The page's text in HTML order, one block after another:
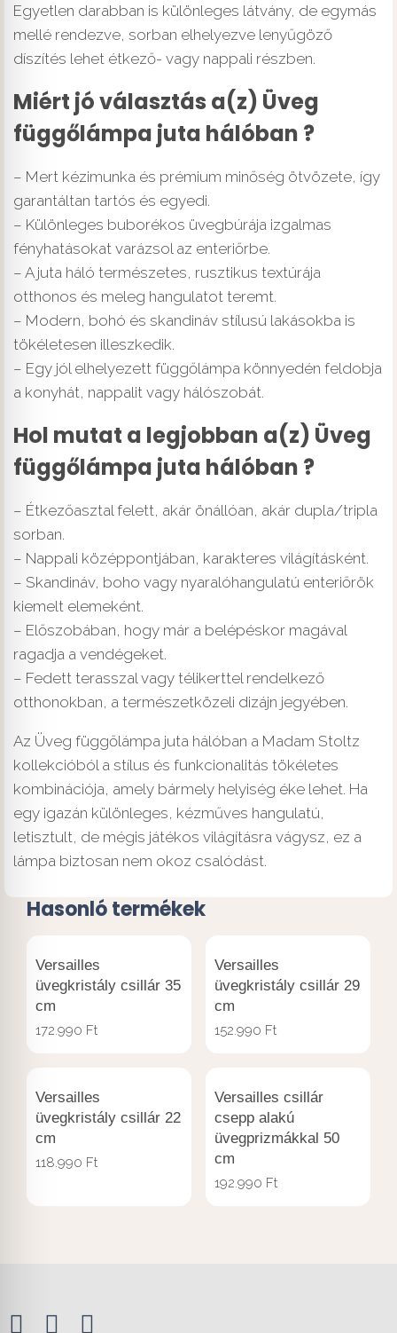
Egyetlen darabban is különleges látvány, de egymás
mellé rendezve, sorban elhelyezve lenyűgöző
díszítés lehet étkező- vagy nappali részben.
Miért jó választás a(z) Üveg
függőlámpa juta hálóban ?
– Mert kézimunka és prémium minőség ötvözete, így
garantáltan tartós és egyedi.
– Különleges buborékos üvegbúrája izgalmas
fényhatásokat varázsol az enteriőrbe.
– A juta háló természetes, rusztikus textúrája
otthonos és meleg hangulatot teremt.
– Modern, bohó és skandináv stílusú lakásokba is
tökéletesen illeszkedik.
– Egy jól elhelyezett függőlámpa könnyedén feldobja
a konyhát, nappalit vagy hálószobát.
Hol mutat a legjobban a(z) Üveg
függőlámpa juta hálóban ?
– Étkezőasztal felett, akár önállóan, akár dupla/tripla
sorban.
– Nappali középpontjában, karakteres világításként.
– Skandináv, boho vagy nyaralóhangulatú enteriőrök
kiemelt elemeként.
– Előszobában, hogy már a belépéskor magával
ragadja a vendégeket.
– Fedett terasszal vagy télikerttel rendelkező
otthonokban, a természetközeli dizájn jegyében.
Az Üveg függőlámpa juta hálóban a Madam Stoltz
kollekcióból a stílus és funkcionalitás tökéletes
kombinációja, amely bármely helyiség éke lehet. Ha
egy igazán különleges, kézműves hangulatú,
letisztult, de mégis játékos világításra vágysz, ez a
lámpa biztosan nem okoz csalódást.
Hasonló termékek
Versailles
üvegkristály csillár 35
cm
172.990 Ft
Versailles
üvegkristály csillár 29
cm
152.990 Ft
Versailles
üvegkristály csillár 22
cm
118.990 Ft
Versailles csillár
csepp alakú
üvegprizmákkal 50
cm
192.990 Ft